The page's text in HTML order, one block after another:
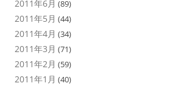
2011年6月 (89)
2011年5月 (44)
2011年4月 (34)
2011年3月 (71)
2011年2月 (59)
2011年1月 (40)